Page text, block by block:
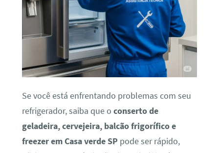
Se você está enfrentando problemas com seu
refrigerador, saiba que o conserto de
geladeira, cervejeira, balcão frigorífico e
freezer em Casa verde SP pode ser rápido,